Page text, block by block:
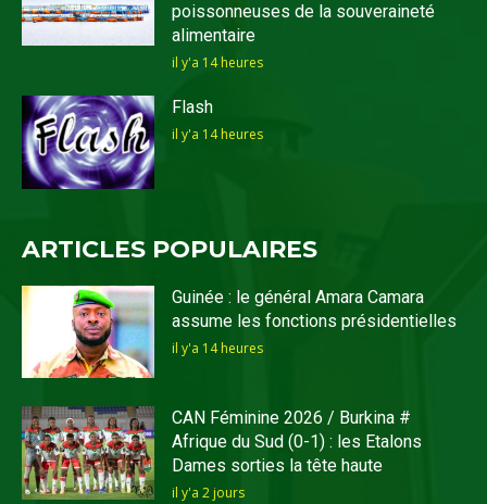
poissonneuses de la souveraineté
alimentaire
il y'a 14 heures
Flash
il y'a 14 heures
ARTICLES POPULAIRES
Guinée : le général Amara Camara
assume les fonctions présidentielles
il y'a 14 heures
CAN Féminine 2026 / Burkina #
Afrique du Sud (0-1) : les Etalons
Dames sorties la tête haute
il y'a 2 jours